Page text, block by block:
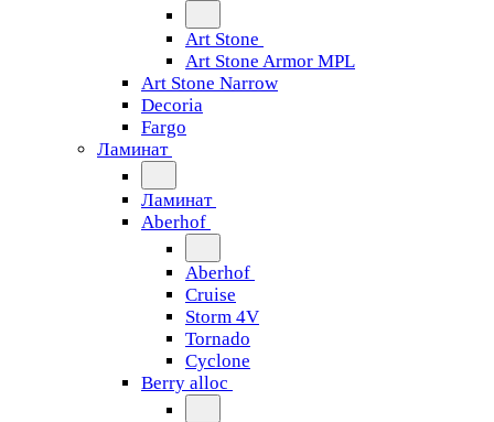
Art Stone
Art Stone Armor MPL
Art Stone Narrow
Decoria
Fargo
Ламинат
Ламинат
Aberhof
Aberhof
Cruise
Storm 4V
Tornado
Сyclone
Berry alloc